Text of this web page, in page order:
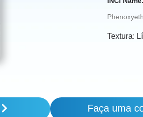
Textura:
Faça uma